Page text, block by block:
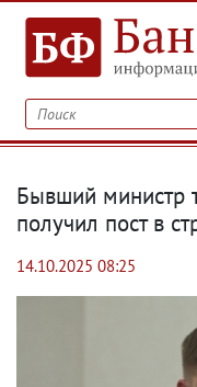
Бывший министр
получил пост в
14.10.2025 08:25